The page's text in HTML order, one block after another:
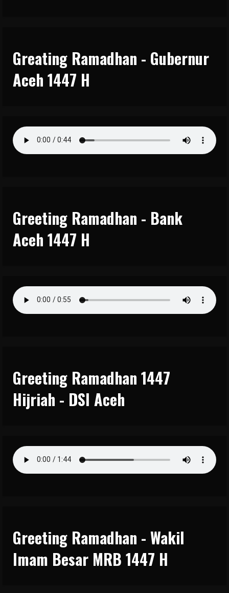
Greating Ramadhan - Gubernur
Aceh 1447 H
Greeting Ramadhan - Bank
Aceh 1447 H
Greeting Ramadhan 1447
Hijriah - DSI Aceh
Greeting Ramadhan - Wakil
Imam Besar MRB 1447 H